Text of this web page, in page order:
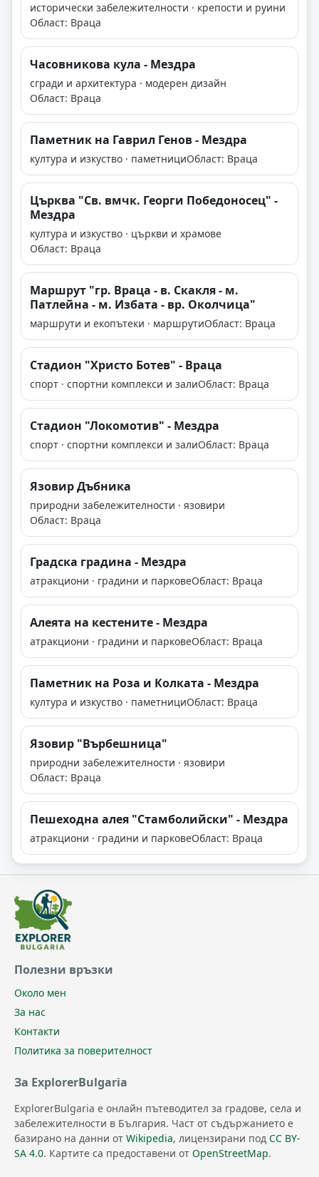
исторически забележителности · крепости и руини
Област: Враца
Часовникова кула - Мездра
сгради и архитектура · модерен дизайн
Област: Враца
Паметник на Гаврил Генов - Мездра
култура и изкуство · паметнициОбласт: Враца
Църква "Св. вмчк. Георги Победоносец" -
Мездра
култура и изкуство · църкви и храмове
Област: Враца
Маршрут "гр. Враца - в. Скакля - м.
Патлейна - м. Избата - вр. Околчица"
маршрути и екопътеки · маршрутиОбласт: Враца
Стадион "Христо Ботев" - Враца
спорт · спортни комплекси и залиОбласт: Враца
Стадион "Локомотив" - Мездра
спорт · спортни комплекси и залиОбласт: Враца
Язовир Дъбника
природни забележителности · язовири
Област: Враца
Градска градина - Мездра
атракциони · градини и парковеОбласт: Враца
Алеята на кестените - Мездра
атракциони · градини и парковеОбласт: Враца
Паметник на Роза и Колката - Мездра
култура и изкуство · паметнициОбласт: Враца
Язовир "Върбешница"
природни забележителности · язовири
Област: Враца
Пешеходна алея "Стамболийски" - Мездра
атракциони · градини и парковеОбласт: Враца
Полезни връзки
Около мен
За нас
Контакти
Политика за поверителност
За ExplorerBulgaria
ExplorerBulgaria е онлайн пътеводител за градове, села и
забележителности в България. Част от съдържанието е
базирано на данни от Wikipedia, лицензирани под CC BY-
SA 4.0. Картите са предоставени от OpenStreetMap.